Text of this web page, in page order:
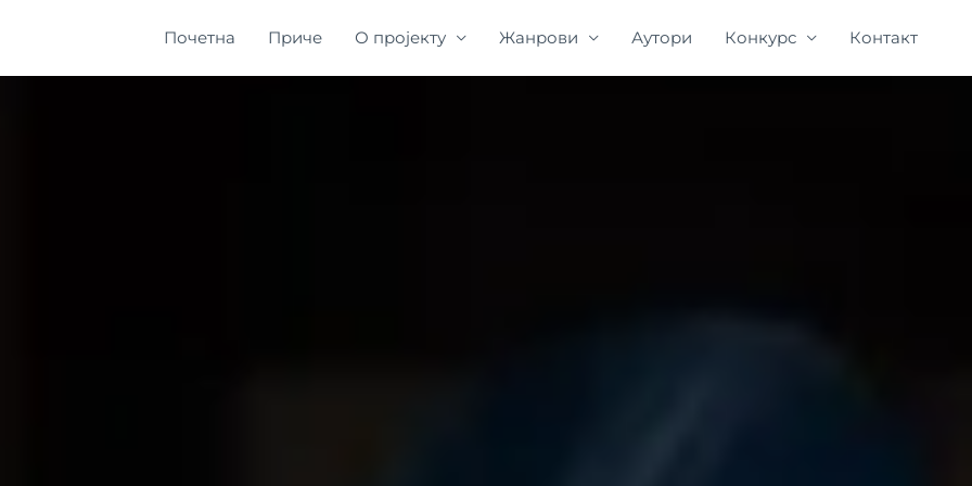
Почетна Приче О пројекту Жанрови Аутори Конкурс Контакт